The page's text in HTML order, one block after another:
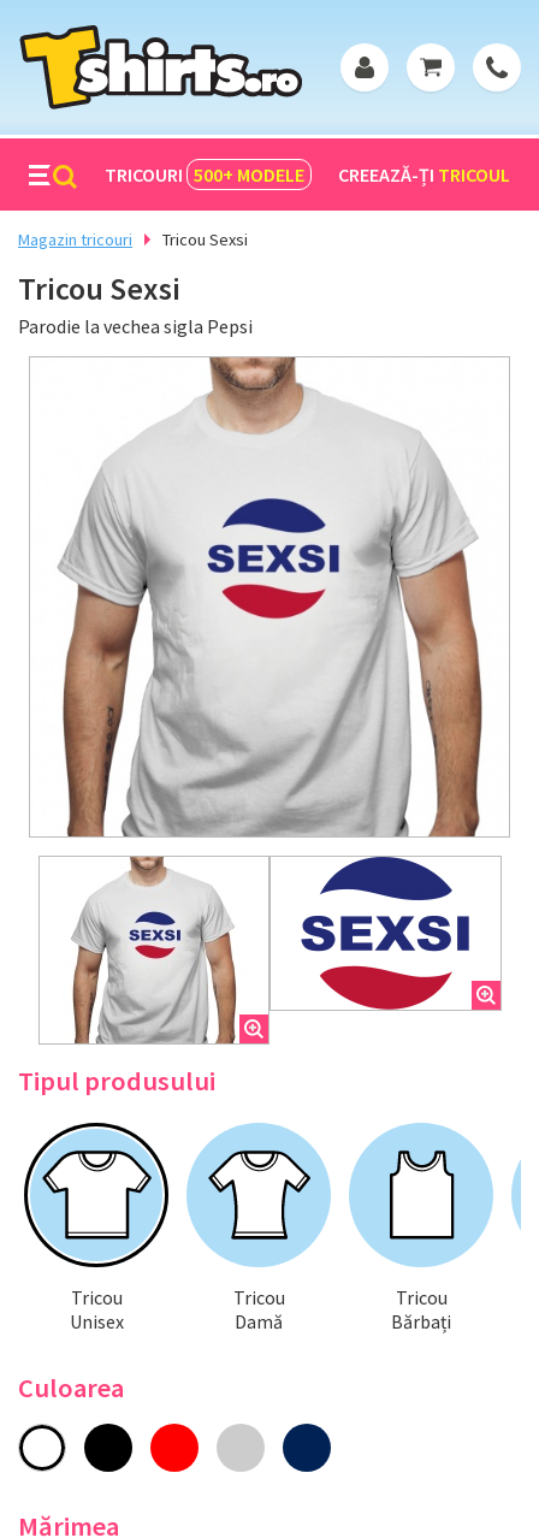
TRICOURI 500+ MODELE CREEAZĂ-ȚI TRICOUL
Magazin tricouri Tricou Sexsi
Tricou Sexsi
Parodie la vechea sigla Pepsi
Tipul produsului
Tricou
Unisex
Tricou
Damă
Tricou
Bărbați
Culoarea
Mărimea